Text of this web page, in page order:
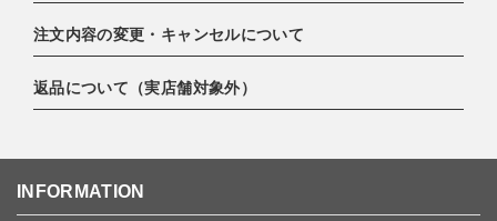
EXPRESS,Diners Club）
・PayPay
配達業者：日本郵便
ゆうパック 800円
北海道：1,400円
ゆうパケット全国一律：360円
注文内容の変更・キャンセルについて
ご注文日当日から翌日のAM9:00までにご連絡頂いた場合はキャン
返品について（実店舗対象外）
INFORMATION